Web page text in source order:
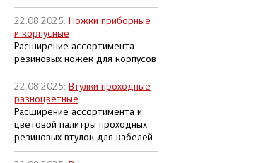
22.08.2025: Ножки приборные
и корпусные
Расширение ассортимента
резиновых ножек для корпусов
22.08.2025: Втулки проходные
разноцветные
Расширение ассортимента и
цветовой палитры проходных
резиновых втулок для кабелей.